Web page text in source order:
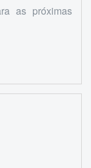
as próximas